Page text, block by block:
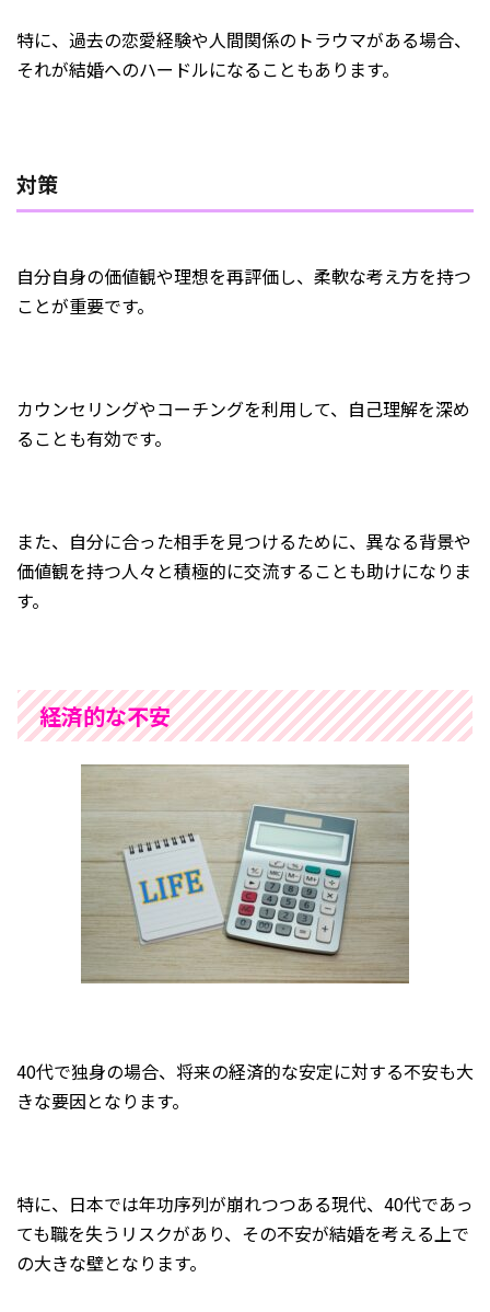
特に、過去の恋愛経験や人間関係のトラウマがある場合、
それが結婚へのハードルになることもあります。
対策
自分自身の価値観や理想を再評価し、柔軟な考え方を持つ
ことが重要です。
カウンセリングやコーチングを利用して、自己理解を深め
ることも有効です。
また、自分に合った相手を見つけるために、異なる背景や
価値観を持つ人々と積極的に交流することも助けになりま
す。
経済的な不安
40代で独身の場合、将来の経済的な安定に対する不安も大
きな要因となります。
特に、日本では年功序列が崩れつつある現代、40代であっ
ても職を失うリスクがあり、その不安が結婚を考える上で
の大きな壁となります。